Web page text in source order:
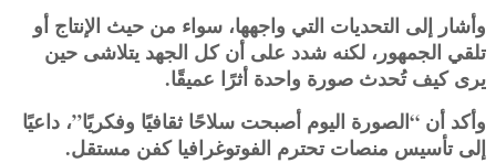
وأشار إلى التحديات التي واجهها، سواء من حيث الإنتاج أو
تلقي الجمهور، لكنه شدد على أن كل الجهد يتلاشى حين
يرى كيف تُحدث صورة واحدة أثرًا عميقًا.
وأكد أن “الصورة اليوم أصبحت سلاحًا ثقافيًا وفكريًا”، داعيًا
إلى تأسيس منصات تحترم الفوتوغرافيا كفن مستقل.